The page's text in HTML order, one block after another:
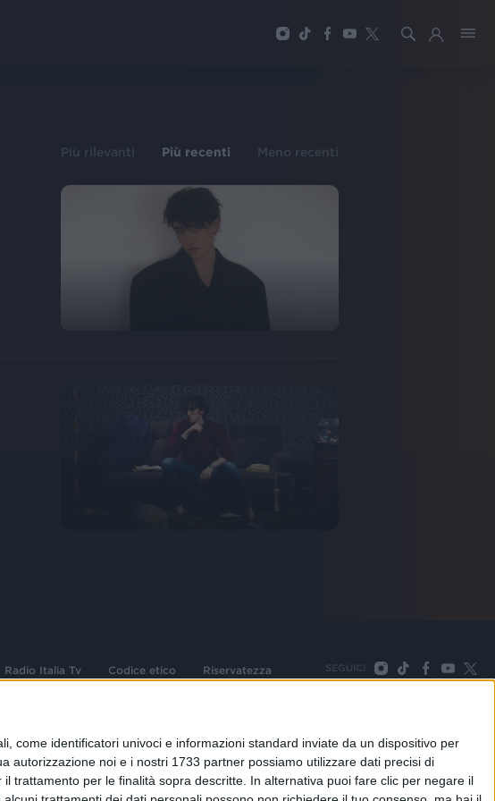
come identificatori univoci e informazioni standard inviate da un dispositivo per
autorizzazione noi e i nostri 1733 partner possiamo utilizzare dati precisi di
trattamento per le finalità sopra descritte. In alternativa puoi fare clic per negare il
Più rilevanti Più recenti Meno recenti
Radio Italia Tv Codice etico Riservatezza SEGUICI
Europa 49, 20093 Cologno Monzese (Mi) |Tel. +39 02 254441 | Fax +39
97, 20144 Milano
TORNA SU